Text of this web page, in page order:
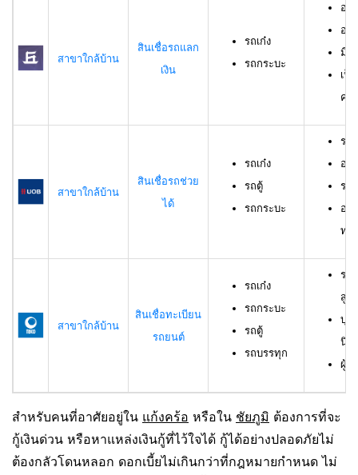
สาขาใกล้บ้าน
สินเชื่อรถแลก
เงิน
รถเก๋ง
รถกระบะ
อา
อา
มีร
เป็
คร
สาขาใกล้บ้าน
สินเชื่อรถช่วย
ได้
รถเก๋ง
รถตู้
รถกระบะ
รถ
อา
รา
อา
ทด
สาขาใกล้บ้าน
สินเชื่อทะเบียน
รถยนต์
รถเก๋ง
รถกระบะ
รถตู้
รถบรรทุก
รถ
สูง
บุค
นิติ
ผู้กู้
สำหรับคนที่อาศัยอยู่ใน แก้งคร้อ หรือใน ชัยภูมิ ต้องการที่จะ
กู้เงินด่วน หรือหาแหล่งเงินกู้ที่ไว้ใจได้ กู้ได้อย่างปลอดภัยไม่
ต้องกลัวโดนหลอก ดอกเบี้ยไม่เกินกว่าที่กฎหมายกำหนด ไม่